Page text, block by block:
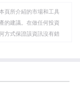
頁所介紹的市場和工具
的建議。在做任何投資
方式保證該資訊沒有錯
作者不對本頁連結的